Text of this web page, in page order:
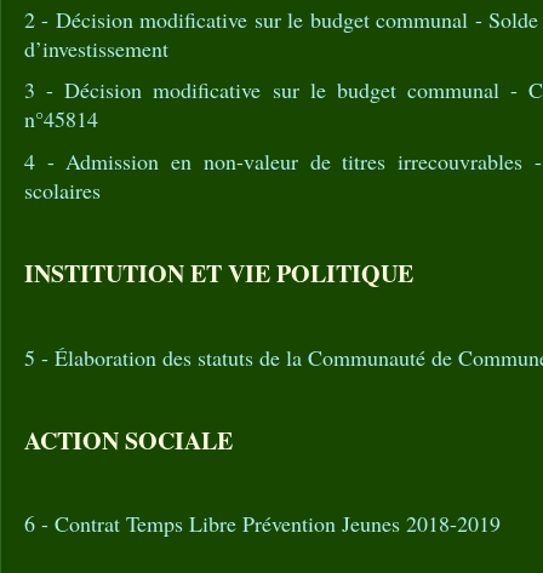
2 - Décision modificative sur le budget communal - Solde
d’investissement
3 - Décision modificative sur le budget communal -
n°45814
4 - Admission en non-valeur de titres irrecouvrables
scolaires
INSTITUTION ET VIE POLITIQUE
5 - Élaboration des statuts de la Communauté de
ACTION SOCIALE
6 - Contrat Temps Libre Prévention Jeunes 2018-2019